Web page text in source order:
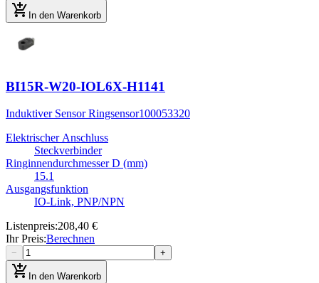
add_shopping_cart In den Warenkorb
BI15R-W20-IOL6X-H1141
Induktiver Sensor Ringsensor100053320
Elektrischer Anschluss
Steckverbinder
Ringinnendurchmesser D (mm)
15.1
Ausgangsfunktion
IO-Link, PNP/NPN
Listenpreis:208,40 €
Ihr Preis:Berechnen
− +
add_shopping_cart In den Warenkorb